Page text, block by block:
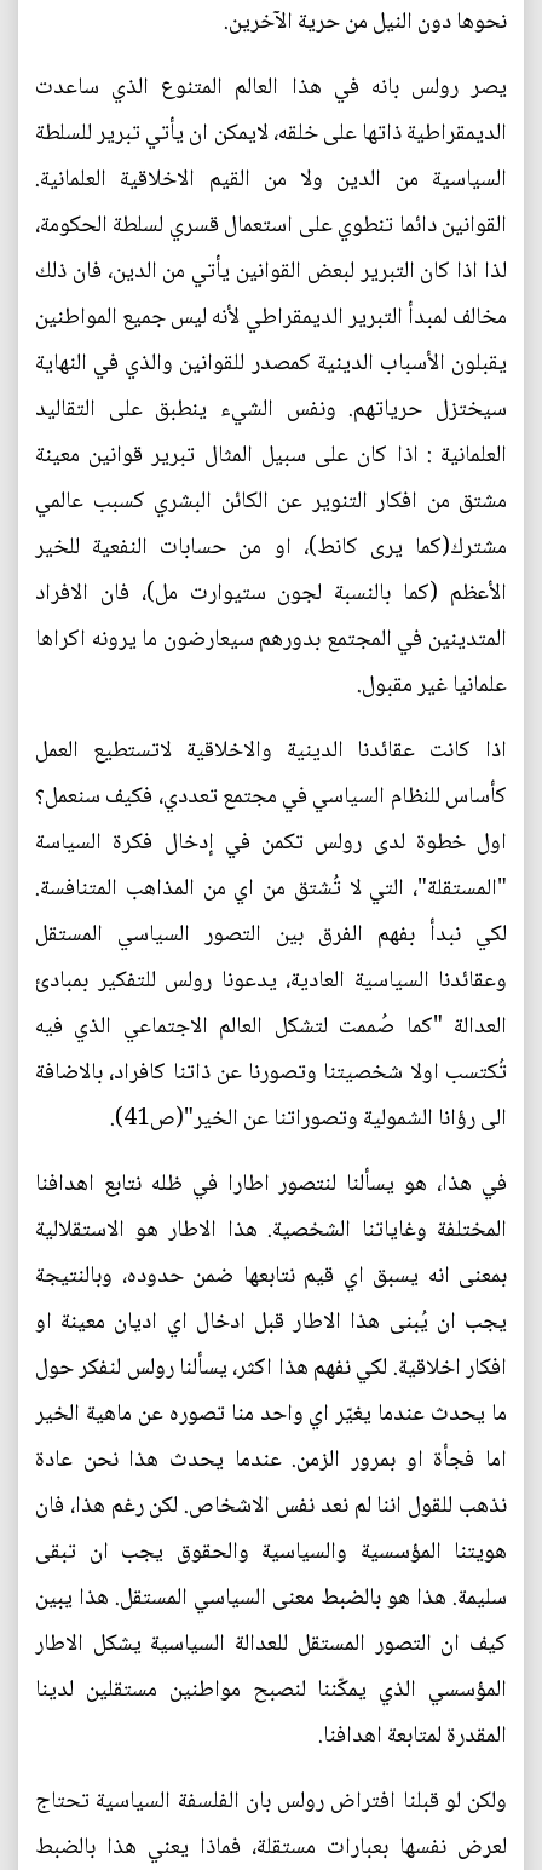
نحوها دون النيل من حرية الآخرين.
يصر رولس بانه في هذا العالم المتنوع الذي ساعدت
الديمقراطية ذاتها على خلقه، لايمكن ان يأتي تبرير للسلطة
السياسية من الدين ولا من القيم الاخلاقية العلمانية.
القوانين دائما تنطوي على استعمال قسري لسلطة الحكومة،
لذا اذا كان التبرير لبعض القوانين يأتي من الدين، فان ذلك
مخالف لمبدأ التبرير الديمقراطي لأنه ليس جميع المواطنين
يقبلون الأسباب الدينية كمصدر للقوانين والذي في النهاية
سيختزل حرياتهم. ونفس الشيء ينطبق على التقاليد
العلمانية : اذا كان على سبيل المثال تبرير قوانين معينة
مشتق من افكار التنوير عن الكائن البشري كسبب عالمي
مشترك(كما يرى كانط)، او من حسابات النفعية للخير
الأعظم (كما بالنسبة لجون ستيوارت مل)، فان الافراد
المتدينين في المجتمع بدورهم سيعارضون ما يرونه اكراها
علمانيا غير مقبول.
اذا كانت عقائدنا الدينية والاخلاقية لاتستطيع العمل
كأساس للنظام السياسي في مجتمع تعددي، فكيف سنعمل؟
اول خطوة لدى رولس تكمن في إدخال فكرة السياسة
"المستقلة"، التي لا تُشتق من اي من المذاهب المتنافسة.
لكي نبدأ بفهم الفرق بين التصور السياسي المستقل
وعقائدنا السياسية العادية، يدعونا رولس للتفكير بمبادئ
العدالة "كما صُممت لتشكل العالم الاجتماعي الذي فيه
تُكتسب اولا شخصيتنا وتصورنا عن ذاتنا كافراد، بالاضافة
الى رؤانا الشمولية وتصوراتنا عن الخير"(ص41).
في هذا، هو يسألنا لنتصور اطارا في ظله نتابع اهدافنا
المختلفة وغاياتنا الشخصية. هذا الاطار هو الاستقلالية
بمعنى انه يسبق اي قيم نتابعها ضمن حدوده، وبالنتيجة
يجب ان يُبنى هذا الاطار قبل ادخال اي اديان معينة او
افكار اخلاقية. لكي نفهم هذا اكثر، يسألنا رولس لنفكر حول
ما يحدث عندما يغيّر اي واحد منا تصوره عن ماهية الخير
اما فجأة او بمرور الزمن. عندما يحدث هذا نحن عادة
نذهب للقول اننا لم نعد نفس الاشخاص. لكن رغم هذا، فان
هويتنا المؤسسية والسياسية والحقوق يجب ان تبقى
سليمة. هذا هو بالضبط معنى السياسي المستقل. هذا يبين
كيف ان التصور المستقل للعدالة السياسية يشكل الاطار
المؤسسي الذي يمكّننا لنصبح مواطنين مستقلين لدينا
المقدرة لمتابعة اهدافنا.
ولكن لو قبلنا افتراض رولس بان الفلسفة السياسية تحتاج
لعرض نفسها بعبارات مستقلة، فماذا يعني هذا بالضبط